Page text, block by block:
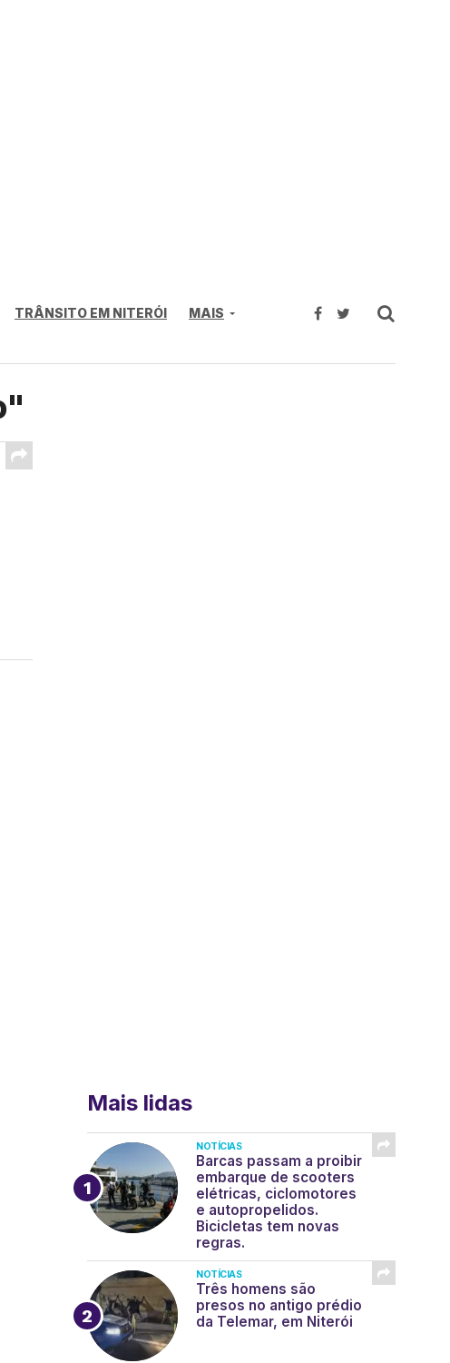
TRÂNSITO EM NITERÓI MAIS
Mais lidas
NOTÍCIAS
Barcas passam a proibir
embarque de scooters
elétricas, ciclomotores
e autopropelidos.
Bicicletas tem novas
regras.
NOTÍCIAS
Três homens são
presos no antigo prédio
da Telemar, em Niterói